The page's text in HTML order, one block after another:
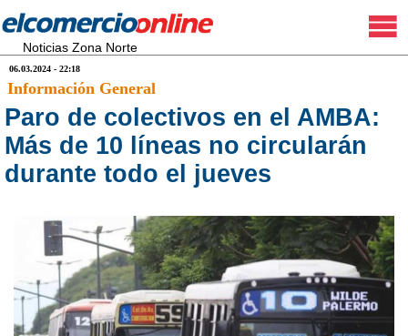
Noticias Zona Norte
06.03.2024 - 22:18
Información General
Paro de colectivos en el AMBA:
Más de 10 líneas no circularán
durante todo el jueves